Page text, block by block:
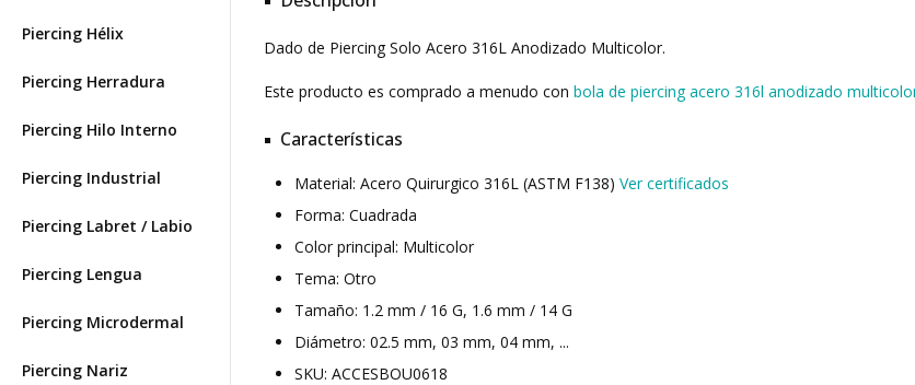
Piercing Hélix
Piercing Herradura
Piercing Hilo Interno
Piercing Industrial
Piercing Labret / Labio
Piercing Lengua
Piercing Microdermal
Piercing Nariz
Dado de Piercing Solo Acero 316L Anodizado Multicolor.
Este producto es comprado a menudo con bola de piercing acero 316l anodizado
Características
Material: Acero Quirurgico 316L (ASTM F138) Ver certificados
Forma: Cuadrada
Color principal: Multicolor
Tema: Otro
Tamaño: 1.2 mm / 16 G, 1.6 mm / 14 G
Diámetro: 02.5 mm, 03 mm, 04 mm, ...
SKU: ACCESBOU0618